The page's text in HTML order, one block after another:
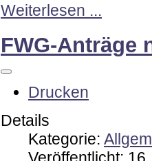
Weiterlesen ...
FWG-Anträge
Drucken
Details
Kategorie:
Veröffentlicht: